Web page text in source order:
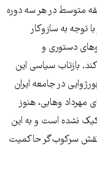
متوسط در هر سه دوره
توجه به سازوکار
دستوری و
بازتاب سیاسی این
در جامعه ایران
وهابی، هنوز
نشده است و به این
و نقش سرکوب‌گر حاکمیت